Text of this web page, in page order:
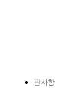
판사항